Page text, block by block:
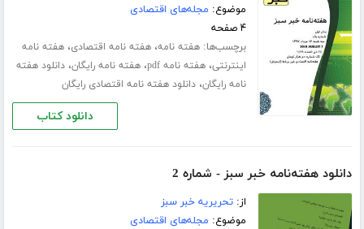
موضوع: مجله‌های اقتصادی
۴ صفحه
برچسب‌ها:هفته نامه،هفته نامه اقتصادی،هفته نامه
اینترنتی،هفته نامه pdf ،هفته نامه رایگان،دانلود هفته
نامه رایگان،دانلود هفته نامه اقتصادی رایگان
دانلود کتاب
دانلود هفته‌نامه خبر سبز - شماره 2
از:تحریریه خبر سبز
موضوع: مجله‌های اقتصادی